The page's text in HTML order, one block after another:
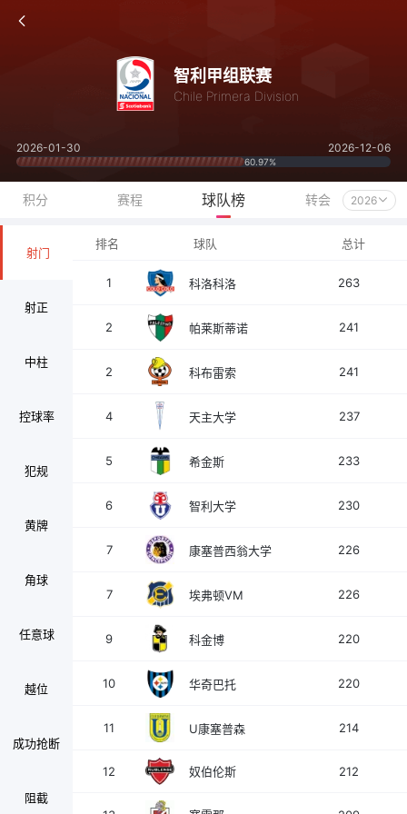
智利甲组联赛
Chile Primera Division
2026-01-30 2026-12-06
60.97%
积分 赛程 球队榜 转会 2026
射门
射正
中柱
控球率
犯规
黄牌
角球
任意球
越位
成功抢断
阻截
排名 球队 总计
1 科洛科洛 263
2 帕莱斯蒂诺 241
2 科布雷索 241
4 天主大学 237
5 希金斯 233
6 智利大学 230
7 康塞普西翁大学 226
7 埃弗顿VM 226
9 科金博 220
10 华奇巴托 220
11 U康塞普森 214
12 奴伯伦斯 212